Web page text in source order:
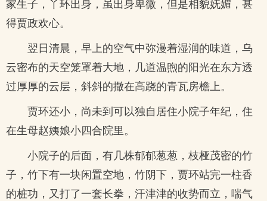
得贾政欢心。
翌日清晨，早上的空气中弥漫着湿润的味道，乌
云密布的天空笼罩着大地，几道温煦的阳光在东方透
过厚厚的云层，斜斜的撒在高跷的青瓦房檐上。
贾环还小，尚未到可以独自居住小院子年纪，住
在生母赵姨娘小四合院里。
小院子的后面，有几株郁郁葱葱，枝桠茂密的竹
子，竹下有一块闲置空地，竹阴下，贾环站完一柱香
的桩功，又打了一套长拳，汗津津的收势而立，喘气